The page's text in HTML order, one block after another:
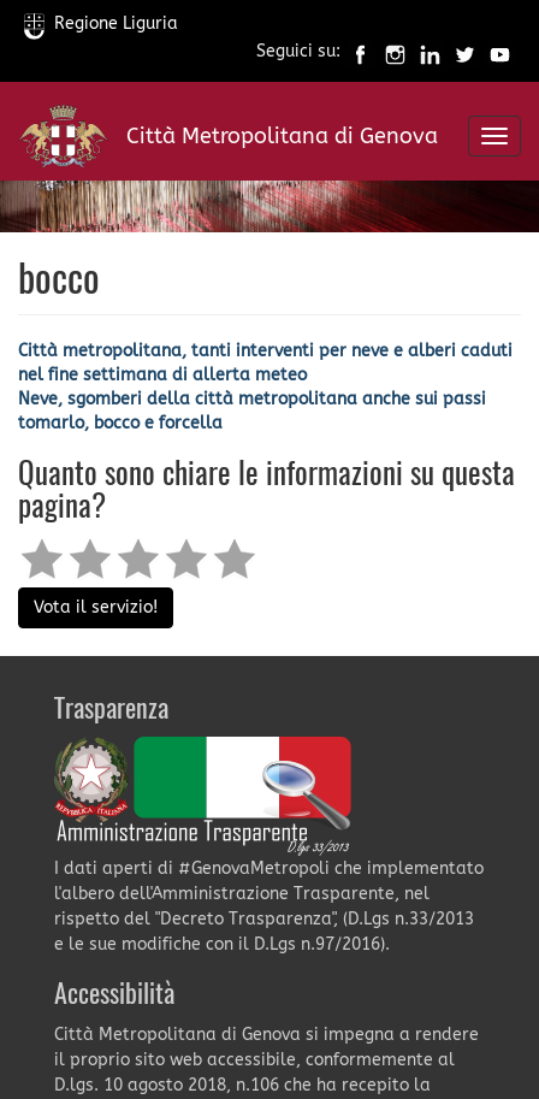
Salta
contenuto
principale
Regione Liguria
Seguici su:
Città Metropolitana di Genova
bocco
Città metropolitana, tanti interventi per neve e alberi caduti
nel fine settimana di allerta meteo
Neve, sgomberi della città metropolitana anche sui passi
tomarlo, bocco e forcella
Quanto sono chiare le informazioni su questa
pagina?
Vota il servizio!
Trasparenza
I dati aperti di #GenovaMetropoli che implementato
l'albero dell'Amministrazione Trasparente, nel
rispetto del "Decreto Trasparenza", (D.Lgs n.33/2013
e le sue modifiche con il D.Lgs n.97/2016).
Accessibilità
Città Metropolitana di Genova si impegna a rendere
il proprio sito web accessibile, conformemente al
D.lgs. 10 agosto 2018, n.106 che ha recepito la